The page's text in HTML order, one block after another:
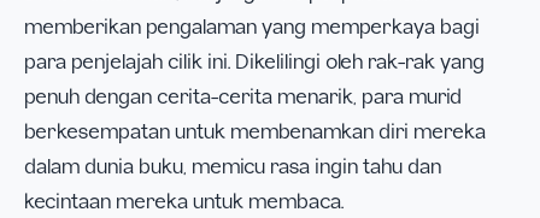
memberikan pengalaman yang memperkaya bagi
para penjelajah cilik ini. Dikelilingi oleh rak-rak yang
penuh dengan cerita-cerita menarik, para murid
berkesempatan untuk membenamkan diri mereka
dalam dunia buku, memicu rasa ingin tahu dan
kecintaan mereka untuk membaca.